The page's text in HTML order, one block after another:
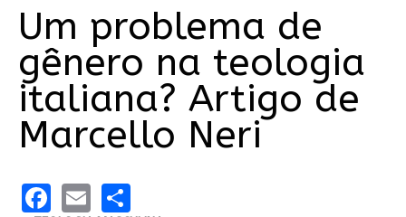
Um problema de
gênero na teologia
italiana? Artigo de
Marcello Neri
Facebook
EmailShare